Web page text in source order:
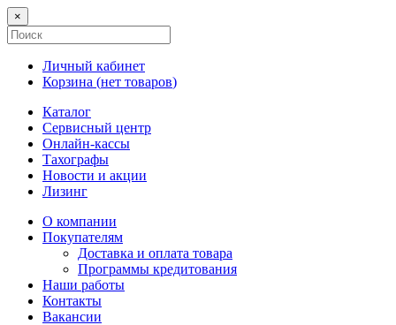
×
Личный кабинет
Корзина (нет товаров)
Каталог
Сервисный центр
Онлайн-кассы
Тахографы
Новости и акции
Лизинг
О компании
Покупателям
Доставка и оплата товара
Программы кредитования
Наши работы
Контакты
Вакансии